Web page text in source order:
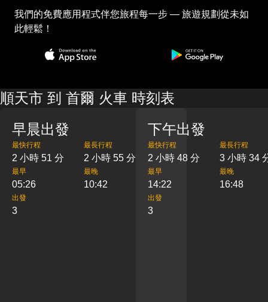
我們的免費應用程式伴您旅程每一步 — 旅遊規劃從未如
此輕鬆！
順天市 到 首爾 火車 時刻表
早晨出發
最快行程
2 小時 51 分
最長行程
2 小時 55 分
最早
05:26
最晚
10:42
出發
3
下午出發
最快行程
2 小時 48 分
最長行程
3 小時 34
最早
14:22
最晚
16:48
出發
3